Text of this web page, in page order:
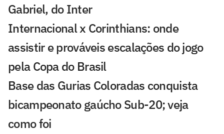
Gabriel, do Inter
Internacional x Corinthians: onde
assistir e prováveis escalações do jogo
pela Copa do Brasil
Base das Gurias Coloradas conquista
bicampeonato gaúcho Sub-20; veja
como foi